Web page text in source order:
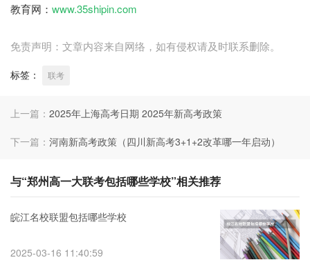
教育网： www.35shipin.com
免责声明：文章内容来自网络，如有侵权请及时联系删除。
标签： 联考
上一篇： 2025年上海高考日期 2025年新高考政策
下一篇： 河南新高考政策（四川新高考3+1+2改革哪一年启动）
与“郑州高一大联考包括哪些学校”相关推荐
皖江名校联盟包括哪些学校
2025-03-16 11:40:59